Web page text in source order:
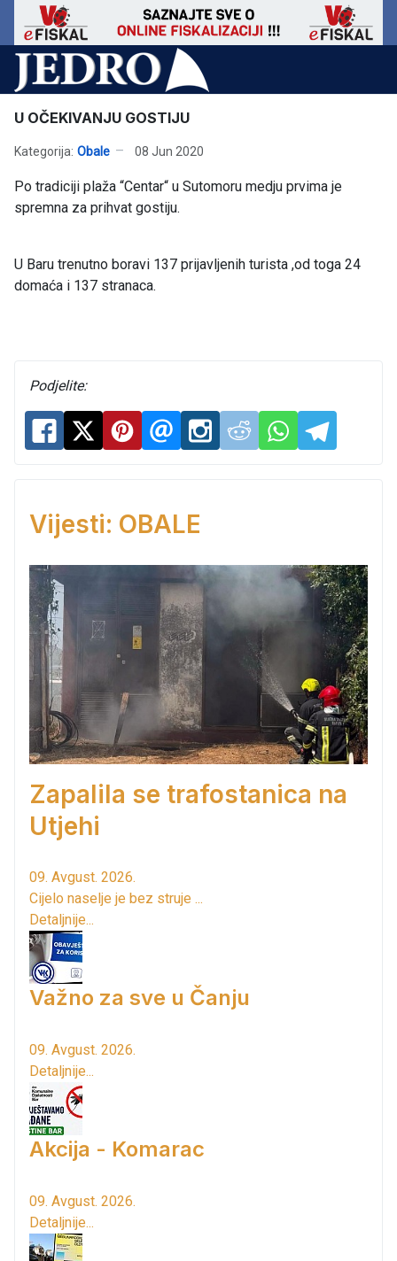
U OČEKIVANJU GOSTIJU
Kategorija: Obale 08 Jun 2020
Po tradiciji plaža “Centar“ u Sutomoru medju prvima je
spremna za prihvat gostiju.
U Baru trenutno boravi 137 prijavljenih turista ,od toga 24
domaća i 137 stranaca.
Podjelite:
Vijesti: OBALE
Zapalila se trafostanica na
Utjehi
09. Avgust. 2026.
Cijelo naselje je bez struje ...
Detaljnije...
Važno za sve u Čanju
09. Avgust. 2026.
Detaljnije...
Akcija - Komarac
09. Avgust. 2026.
Detaljnije...